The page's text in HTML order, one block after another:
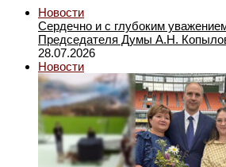
Новости
Сердечно и с глубоким
Председателя Думы А.Н.
28.07.2026
Новости